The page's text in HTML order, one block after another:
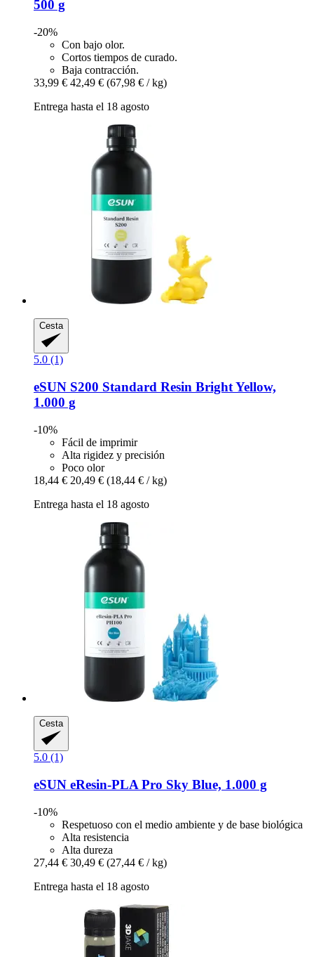
500 g
-20%
Con bajo olor.
Cortos tiempos de curado.
Baja contracción.
33,99 € 42,49 € (67,98 € / kg)
Entrega hasta el 18 agosto
Cesta
5.0 (1)
eSUN S200 Standard Resin Bright Yellow,
1.000 g
-10%
Fácil de imprimir
Alta rigidez y precisión
Poco olor
18,44 € 20,49 € (18,44 € / kg)
Entrega hasta el 18 agosto
Cesta
5.0 (1)
eSUN eResin-​PLA Pro Sky Blue, 1.000 g
-10%
Respetuoso con el medio ambiente y de base biológica
Alta resistencia
Alta dureza
27,44 € 30,49 € (27,44 € / kg)
Entrega hasta el 18 agosto